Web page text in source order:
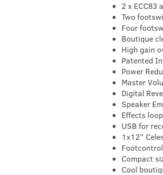
2 x ECC83
Two
Four
Boutique
High gain
Patented
Power
Master
Digital
Speaker
Effects
USB for
1x12”
Compact
Cool